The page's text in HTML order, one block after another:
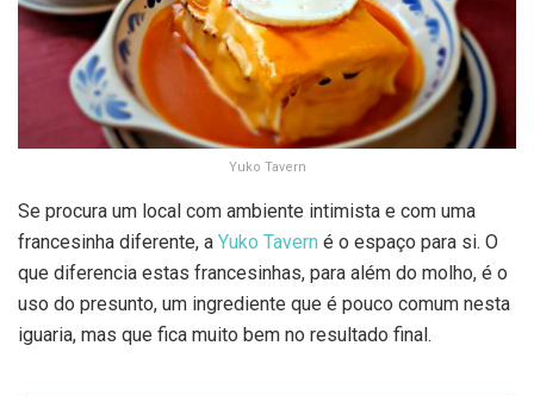
Yuko Tavern
Se procura um local com ambiente intimista e com uma
francesinha diferente, a Yuko Tavern é o espaço para si. O
que diferencia estas francesinhas, para além do molho, é o
uso do presunto, um ingrediente que é pouco comum nesta
iguaria, mas que fica muito bem no resultado final.